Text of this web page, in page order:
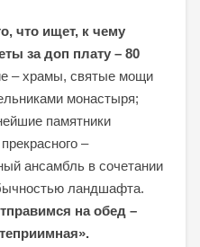
что ищет, к чему
за доп плату – 80
– храмы, святые мощи
монастыря;
памятники
–
ансамбль в сочетании
ландшафта.
на обед –